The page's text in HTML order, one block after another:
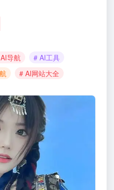
导航
# AI工具
# AI网站大全